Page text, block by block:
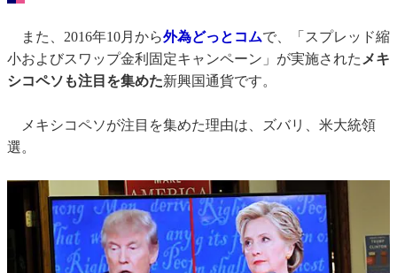
また、2016年10月から外為どっとコムで、「スプレッド縮
小およびスワップ金利固定キャンペーン」が実施された メキ
シコペソも注目を集めた新興国通貨です。
メキシコペソが注目を集めた理由は、ズバリ、米大統領
選。